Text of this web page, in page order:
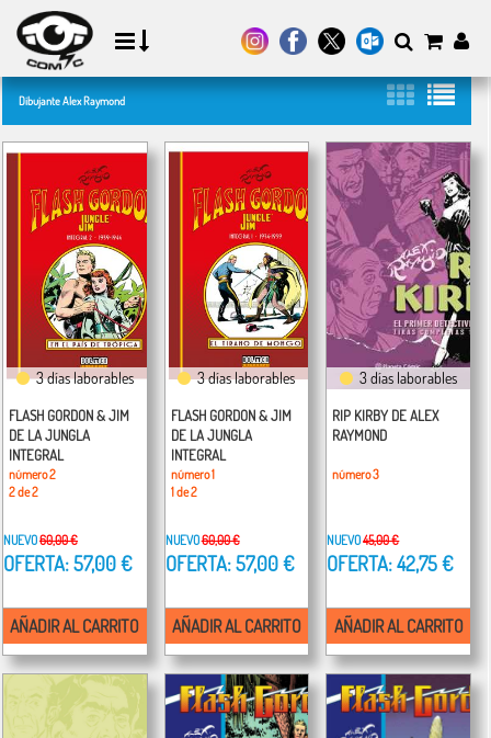
Dibujante Alex Raymond
3 días laborables
FLASH GORDON & JIM
DE LA JUNGLA
INTEGRAL
número 2
2 de 2
NUEVO60,00 €
OFERTA: 57,00 €
AÑADIR AL CARRITO
3 días laborables
FLASH GORDON & JIM
DE LA JUNGLA
INTEGRAL
número 1
1 de 2
NUEVO60,00 €
OFERTA: 57,00 €
AÑADIR AL CARRITO
3 días laborables
RIP KIRBY DE ALEX
RAYMOND
número 3
NUEVO45,00 €
OFERTA: 42,75 €
AÑADIR AL CARRITO